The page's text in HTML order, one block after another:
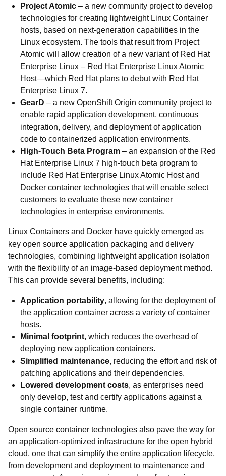
Project Atomic – a new community project to develop
technologies for creating lightweight Linux Container
hosts, based on next-generation capabilities in the
Linux ecosystem. The tools that result from Project
Atomic will allow creation of a new variant of Red Hat
Enterprise Linux – Red Hat Enterprise Linux Atomic
Host—which Red Hat plans to debut with Red Hat
Enterprise Linux 7.
GearD – a new OpenShift Origin community project to
enable rapid application development, continuous
integration, delivery, and deployment of application
code to containerized application environments.
High-Touch Beta Program – an expansion of the Red
Hat Enterprise Linux 7 high-touch beta program to
include Red Hat Enterprise Linux Atomic Host and
Docker container technologies that will enable select
customers to evaluate these new container
technologies in enterprise environments.
Linux Containers and Docker have quickly emerged as
key open source application packaging and delivery
technologies, combining lightweight application isolation
with the flexibility of an image-based deployment method.
This can provide several benefits, including:
Application portability, allowing for the deployment of
the application container across a variety of container
hosts.
Minimal footprint, which reduces the overhead of
deploying new application containers.
Simplified maintenance, reducing the effort and risk of
patching applications and their dependencies.
Lowered development costs, as enterprises need
only develop, test and certify applications against a
single container runtime.
Open source container technologies also pave the way for
an application-optimized infrastructure for the open hybrid
cloud, one that can simplify the entire application lifecycle,
from development and deployment to maintenance and